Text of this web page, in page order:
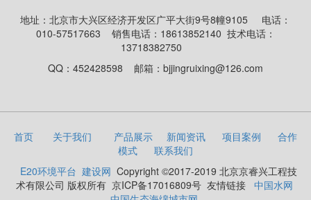
地址：北京市大兴区经济开发区广平大街9号8幢9105
电话：
010-57517663
销售电话：18613852140 技术电话：
13718382750
QQ：452428598 邮箱：bjjingruixing@126.com
首页 关于我们 产品展示 新闻资讯 项目案例
合作
模式
联系我们
E20环境平台 建设网 Copyright ©2017-2019 北京京睿兴工程技
术有限公司 版权所有 京ICP备17016809号 友情链接 中国水网